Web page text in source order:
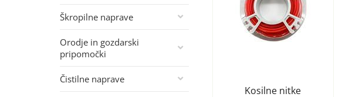
Škropilne naprave
Orodje in gozdarski
pripomočki
Čistilne naprave
Kosilne nitke